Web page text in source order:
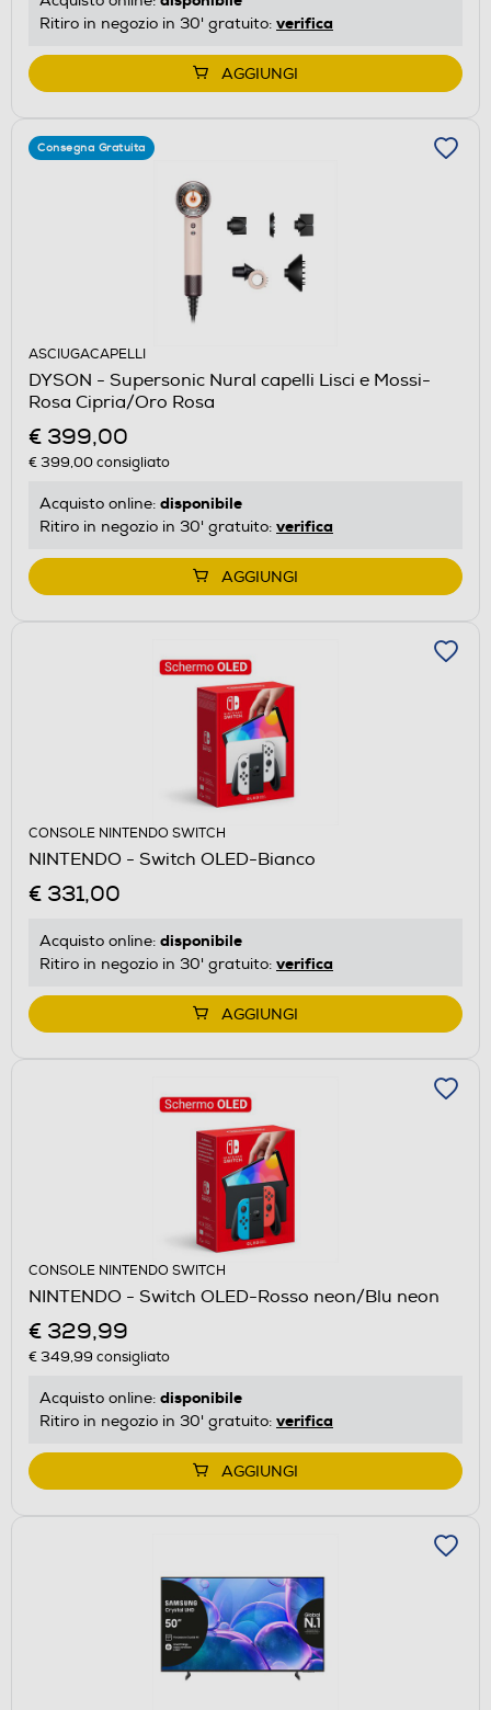
Ritiro in negozio in 30' gratuito: verifica
AGGIUNGI
Consegna Gratuita
ASCIUGACAPELLI
DYSON - Supersonic Nural capelli Lisci e Mossi-
Rosa Cipria/Oro Rosa
€ 399,00
€ 399,00consigliato
Acquisto online: disponibile
Ritiro in negozio in 30' gratuito: verifica
AGGIUNGI
CONSOLE NINTENDO SWITCH
NINTENDO - Switch OLED-Bianco
€ 331,00
Acquisto online: disponibile
Ritiro in negozio in 30' gratuito: verifica
AGGIUNGI
CONSOLE NINTENDO SWITCH
NINTENDO - Switch OLED-Rosso neon/Blu neon
€ 329,99
€ 349,99 consigliato
Acquisto online: disponibile
Ritiro in negozio in 30' gratuito: verifica
AGGIUNGI